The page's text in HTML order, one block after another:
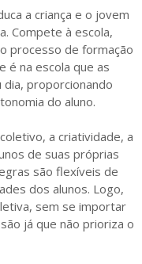
a criança e o jovem
Compete à escola,
processo de formação
é na escola que as
proporcionando
do aluno.
a criatividade, a
de suas próprias
são flexíveis de
dos alunos. Logo,
sem se importar
já que não prioriza o